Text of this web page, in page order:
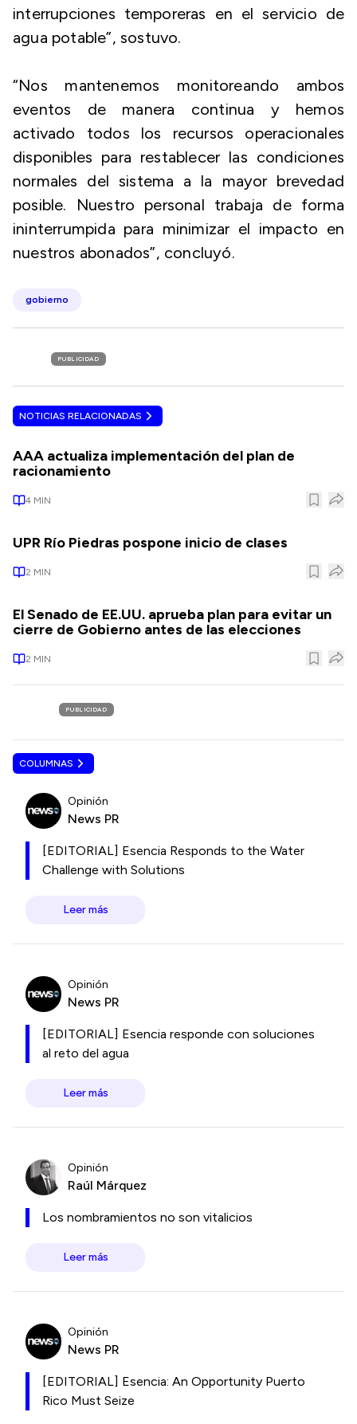
interrupciones temporeras en el servicio de
agua potable”, sostuvo.
“Nos mantenemos monitoreando ambos
eventos de manera continua y hemos
activado todos los recursos operacionales
disponibles para restablecer las condiciones
normales del sistema a la mayor brevedad
posible. Nuestro personal trabaja de forma
ininterrumpida para minimizar el impacto en
nuestros abonados”, concluyó.
gobierno
PUBLICIDAD
NOTICIAS RELACIONADAS
AAA actualiza implementación del plan de
racionamiento
4 MIN
UPR Río Piedras pospone inicio de clases
2 MIN
El Senado de EE.UU. aprueba plan para evitar un
cierre de Gobierno antes de las elecciones
2 MIN
PUBLICIDAD
COLUMNAS
Opinión
News PR
[EDITORIAL] Esencia Responds to the Water
Challenge with Solutions
Leer más
Opinión
News PR
[EDITORIAL] Esencia responde con soluciones
al reto del agua
Leer más
Opinión
Raúl Márquez
Los nombramientos no son vitalicios
Leer más
Opinión
News PR
[EDITORIAL] Esencia: An Opportunity Puerto
Rico Must Seize